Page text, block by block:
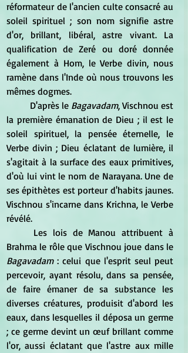
réformateur de l'ancien culte consacré au
soleil spirituel ; son nom signifie astre
d'or, brillant, libéral, astre vivant. La
qualification de Zeré ou doré donnée
également à Hom, le Verbe divin, nous
ramène dans l'Inde où nous trouvons les
mêmes dogmes.
	D'après le
Bagavadam, Vischnou est
la première émanation de Dieu ; il est le
soleil spirituel, la pensée éternelle, le
Verbe divin ; Dieu éclatant de lumière, il
s'agitait à la surface des eaux primitives,
d'où lui vint le nom de Narayana. Une de
ses épithètes est porteur d'habits jaunes.
Vischnou s'incarne dans Krichna, le Verbe
révélé.
Bagavadam : celui que l'esprit seul peut
percevoir, ayant résolu, dans sa pensée,
de faire émaner de sa substance les
diverses créatures, produisit d'abord les
eaux, dans lesquelles il déposa un germe
; ce germe devint un œuf brillant comme
l'or, aussi éclatant que l'astre aux mille